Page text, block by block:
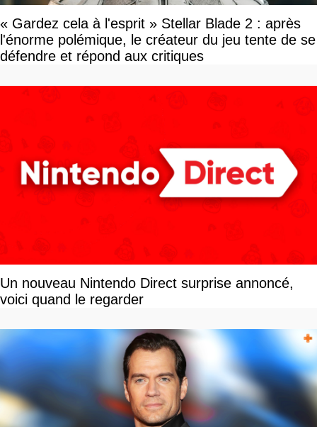
« Gardez cela à l'esprit » Stellar Blade 2 : après
l'énorme polémique, le créateur du jeu tente de se
défendre et répond aux critiques
Un nouveau Nintendo Direct surprise annoncé,
voici quand le regarder